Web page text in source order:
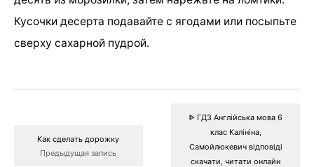
Кусочки десерта подавайте с ягодами или посыпьте
сверху сахарной пудрой.
Как сделать дорожку
Предыдущая запись
ᐈ ГДЗ Англійська мова 6
клас Калініна,
Самойлюкевич відповіді
скачати, читати онлайн